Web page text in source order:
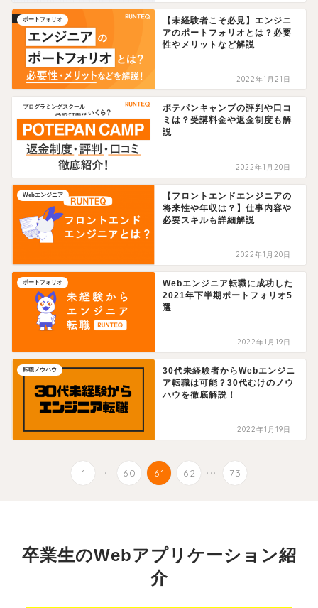
ポートフォリオ
【未経験者こそ必見】エンジニ
アのポートフォリオとは？必要
性やメリットなど解説
2022年1月21日
プログラミングスクール
ポテパンキャンプの評判や口コ
ミは？受講料金や返金制度も解
説
2022年1月20日
Webエンジニア
【フロントエンドエンジニアの
将来性や年収は？】仕事内容や
必要スキルも詳細解説
2022年1月20日
ポートフォリオ
Webエンジニア転職に成功した
2021年下半期ポートフォリオ5
選
2022年1月19日
転職ノウハウ
30代未経験者からWebエンジニ
ア転職は可能？30代むけのノウ
ハウを徹底解説！
2022年1月19日
1 ... 60 61 62 ... 73
卒業生のWebアプリケーション紹
介